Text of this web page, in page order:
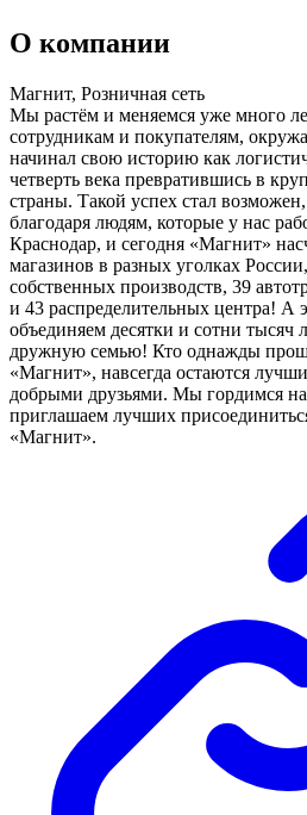
О компании
Магнит, Розничная сеть
Мы растём и меняемся уже много
сотрудникам и покупателям,
начинал свою историю как
четверть века превратившись в
страны. Такой успех стал
благодаря людям, которые у нас
Краснодар, и сегодня «Магнит»
магазинов в разных уголках
собственных производств, 39
и 43 распределительных центра! А
объединяем десятки и сотни
дружную семью! Кто однажды
«Магнит», навсегда остаются
добрыми друзьями. Мы гордимся
приглашаем лучших
«Магнит».